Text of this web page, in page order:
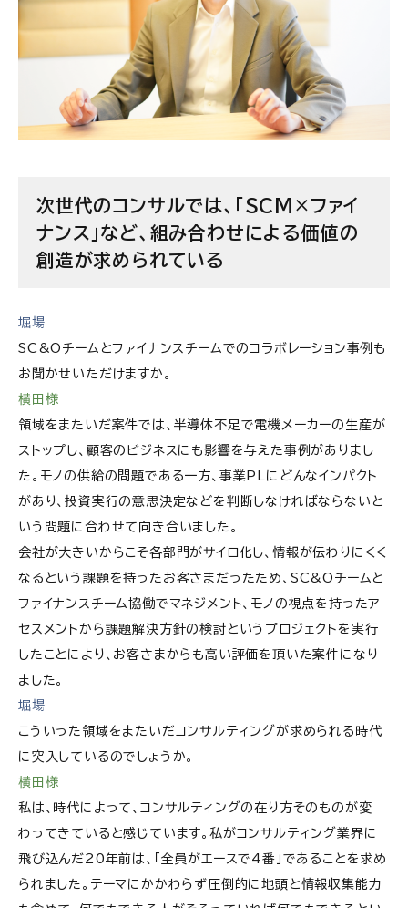
次世代のコンサルでは、「SCM×ファイ
ナンス」など、組み合わせによる価値の
創造が求められている
堀場
SC&Oチームとファイナンスチームでのコラボレーション事例も
お聞かせいただけますか。
横田様
領域をまたいだ案件では、半導体不足で電機メーカーの生産が
ストップし、顧客のビジネスにも影響を与えた事例がありまし
た。モノの供給の問題である一方、事業PLにどんなインパクト
があり、投資実行の意思決定などを判断しなければならないと
いう問題に合わせて向き合いました。
会社が大きいからこそ各部門がサイロ化し、情報が伝わりにくく
なるという課題を持ったお客さまだったため、SC&Oチームと
ファイナンスチーム協働でマネジメント、モノの視点を持ったア
セスメントから課題解決方針の検討というプロジェクトを実行
したことにより、お客さまからも高い評価を頂いた案件になり
ました。
堀場
こういった領域をまたいだコンサルティングが求められる時代
に突入しているのでしょうか。
横田様
私は、時代によって、コンサルティングの在り方そのものが変
わってきていると感じています。私がコンサルティング業界に
飛び込んだ20年前は、「全員がエースで4番」であることを求め
られました。テーマにかかわらず圧倒的に地頭と情報収集能力